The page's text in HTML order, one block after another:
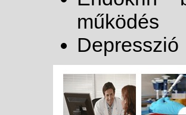
működés
Depresszió